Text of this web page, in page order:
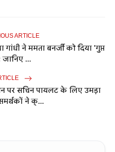
ARTICLE
ने ममता बनर्जी को दिया 'गुप्त
...
पर सचिन पायलट के लिए उमड़ा
ने क्...